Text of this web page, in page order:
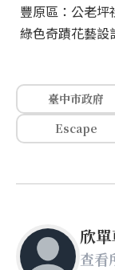
豐原區：公老
綠色奇蹟花藝設
臺中市政府
Escape
欣
查看